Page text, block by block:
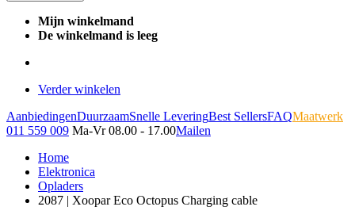
Mijn winkelmand
De winkelmand is leeg
Verder winkelen
AanbiedingenDuurzaamSnelle LeveringBest SellersFAQMaatwerk
011 559 009 Ma-Vr 08.00 - 17.00Mailen
Home
Elektronica
Opladers
2087 | Xoopar Eco Octopus Charging cable